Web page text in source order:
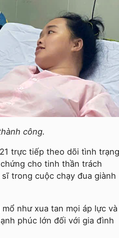
công.
trực tiếp theo dõi tình trạng
cho tinh thần trách
trong cuộc chạy đua giành
như xua tan mọi áp lực và
phúc lớn đối với gia đình